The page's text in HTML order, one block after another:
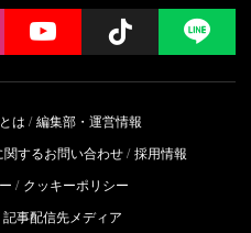
YouTube Follow
は
編集部・運営情報
関するお問い合わせ 採用情報
クッキーポリシー
記事配信先メディア